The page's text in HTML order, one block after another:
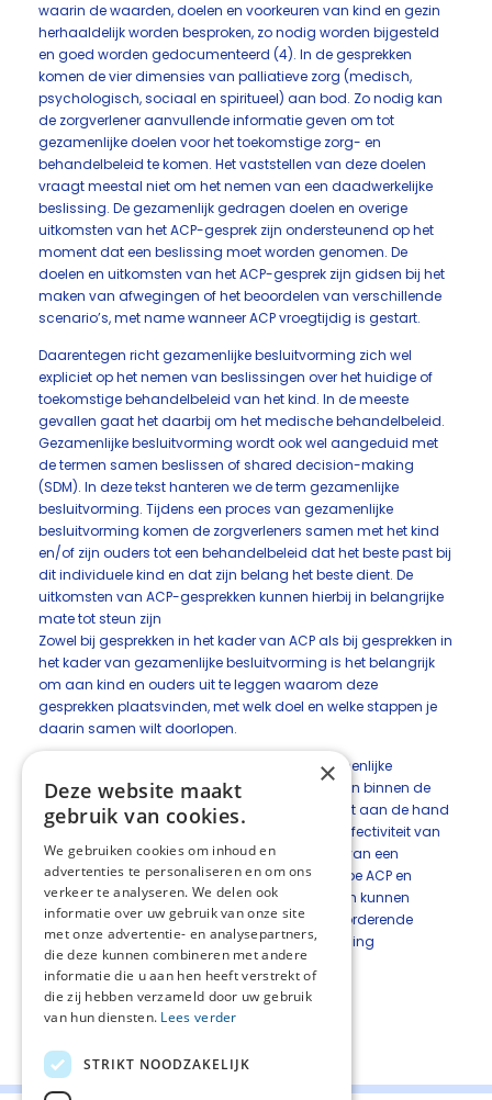
waarin de waarden, doelen en voorkeuren van kind en gezin
herhaaldelijk worden besproken, zo nodig worden bijgesteld
en goed worden gedocumenteerd (4). In de gesprekken
komen de vier dimensies van palliatieve zorg (medisch,
psychologisch, sociaal en spiritueel) aan bod. Zo nodig kan
de zorgverlener aanvullende informatie geven om tot
gezamenlijke doelen voor het toekomstige zorg- en
behandelbeleid te komen. Het vaststellen van deze doelen
vraagt meestal niet om het nemen van een daadwerkelijke
beslissing. De gezamenlijk gedragen doelen en overige
uitkomsten van het ACP-gesprek zijn ondersteunend op het
moment dat een beslissing moet worden genomen. De
doelen en uitkomsten van het ACP-gesprek zijn gidsen bij het
maken van afwegingen of het beoordelen van verschillende
scenario’s, met name wanneer ACP vroegtijdig is gestart.
Daarentegen richt gezamenlijke besluitvorming zich wel
expliciet op het nemen van beslissingen over het huidige of
toekomstige behandelbeleid van het kind. In de meeste
gevallen gaat het daarbij om het medische behandelbeleid.
Gezamenlijke besluitvorming wordt ook wel aangeduid met
de termen samen beslissen of shared decision-making
(SDM). In deze tekst hanteren we de term gezamenlijke
besluitvorming. Tijdens een proces van gezamenlijke
besluitvorming komen de zorgverleners samen met het kind
en/of zijn ouders tot een behandelbeleid dat het beste past bij
dit individuele kind en dat zijn belang het beste dient. De
uitkomsten van ACP-gesprekken kunnen hierbij in belangrijke
mate tot steun zijn
Zowel bij gesprekken in het kader van ACP als bij gesprekken in
het kader van gezamenlijke besluitvorming is het belangrijk
om aan kind en ouders uit te leggen waarom deze
gesprekken plaatsvinden, met welk doel en welke stappen je
daarin samen wilt doorlopen.
In deze tekst beschrijven we hoe ACP en gezamenlijke
besluitvorming concreet ingezet kunnen worden binnen de
kinderpalliatieve zorg. Hierbij bespreken we eerst aan de hand
van literatuuronderzoek de evidence voor de effectiviteit van
ACP-interventies. Daarna wordt aan de hand van een
kennissamenvatting door experts geschetst hoe ACP en
gezamenlijke besluitvorming in de praktijk vorm kunnen
krijgen. Tot slot worden belemmerende en bevorderende
factoren voor ACP en gezamenlijke besluitvorming
beschreven zoals die geïdentificeerd zijn in een
systematische kwalitatieve literatuurstudie.
Deel deze pagina:
×
Deze website maakt
gebruik van cookies.
We gebruiken cookies om inhoud en
advertenties te personaliseren en om ons
verkeer te analyseren. We delen ook
informatie over uw gebruik van onze site
met onze advertentie- en analysepartners,
die deze kunnen combineren met andere
informatie die u aan hen heeft verstrekt of
die zij hebben verzameld door uw gebruik
van hun diensten. Lees verder
STRIKT NOODZAKELIJK